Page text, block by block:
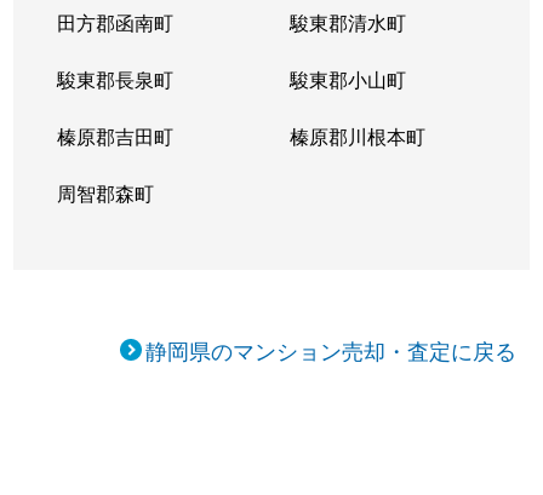
田方郡函南町 駿東郡清水町
駿東郡長泉町 駿東郡小山町
榛原郡吉田町 榛原郡川根本町
周智郡森町
静岡県のマンション売却・査定に戻る